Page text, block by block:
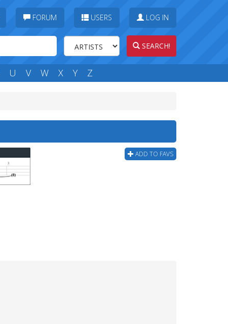
FORUM USERS LOG IN
SEARCH!
U V W X Y Z
ADD TO FAVS